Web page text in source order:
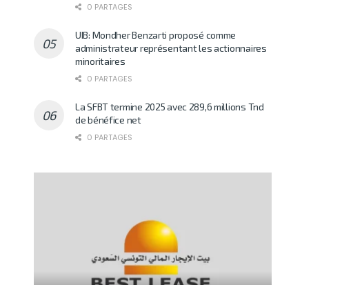
0 PARTAGES
UIB: Mondher Benzarti proposé comme
administrateur représentant les actionnaires
minoritaires
0 PARTAGES
La SFBT termine 2025 avec 289,6 millions Tnd
de bénéfice net
0 PARTAGES